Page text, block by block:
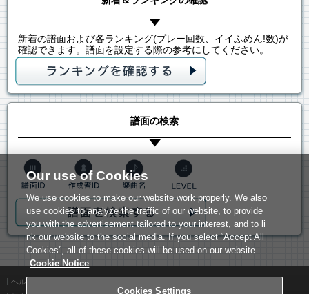
新着の譜面および各ランキング(プレー回数、イイふめん!数)が
確認できます。譜面を設定する際の参考にしてください。
譜面の検索
ヘルプ
Our use of Cookies
We use cookies to make our website work properly. We also
use cookies to analyze the traffic of our website, to provide
you with the advertisement tailored to your interest, and to li
nk our website to the social media. If you select “Accept All
Cookies”, all of these cookies will be used on our website.
Cookie Notice
Cookies Settings